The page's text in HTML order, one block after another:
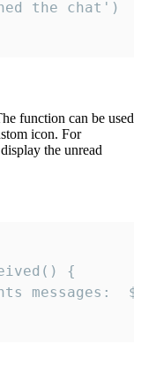
function can be used
icon. For
the unread
{